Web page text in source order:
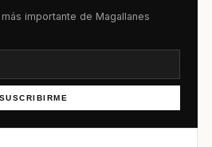
importante de Magallanes
SUSCRIBIRME